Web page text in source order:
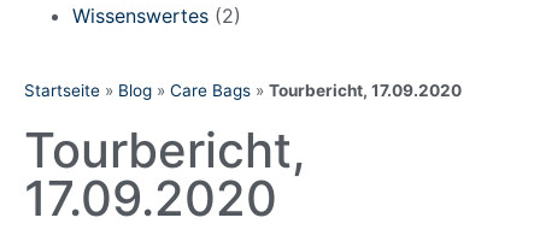
Startseite » Blog » Care Bags » Tourbericht, 17.09.2020
Tourbericht,
17.09.2020
Wissenswertes (2)